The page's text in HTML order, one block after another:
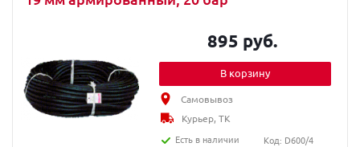
895 руб.
В корзину
Самовывоз
Курьер, ТК
Есть в наличии
Код: D600/4